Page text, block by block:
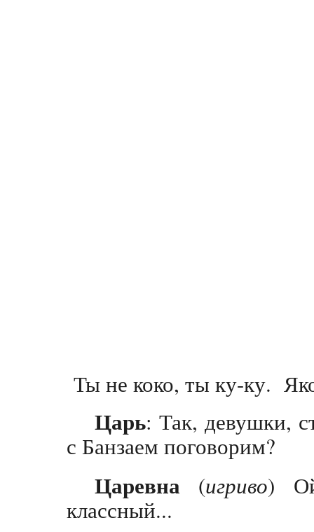
Ты не коко, ты ку-ку.
Царь: Так, девушки,
с Банзаем поговорим?
Царевна (игриво)
классный...